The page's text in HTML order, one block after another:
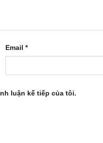
Email *
luận kế tiếp của tôi.